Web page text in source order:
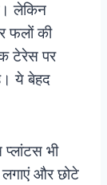
लेकिन
फलों की
टेरेस पर
ये बेहद
भी
और छोटे